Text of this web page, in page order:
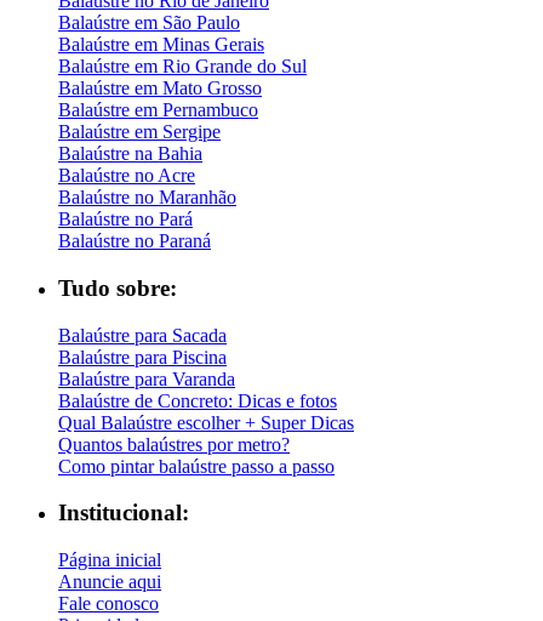
Balaústre em São Paulo
Balaústre em Minas Gerais
Balaústre em Rio Grande do Sul
Balaústre em Mato Grosso
Balaústre em Pernambuco
Balaústre em Sergipe
Balaústre na Bahia
Balaústre no Acre
Balaústre no Maranhão
Balaústre no Pará
Balaústre no Paraná
Tudo sobre:
Balaústre para Sacada
Balaústre para Piscina
Balaústre para Varanda
Balaústre de Concreto: Dicas e fotos
Qual Balaústre escolher + Super Dicas
Quantos balaústres por metro?
Como pintar balaústre passo a passo
Institucional:
Página inicial
Anuncie aqui
Fale conosco